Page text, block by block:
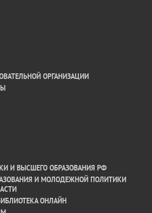
ОРГАНИЗАЦИИ
И ВЫСШЕГО ОБРАЗОВАНИЯ РФ
И МОЛОДЕЖНОЙ ПОЛИТИКИ
ОНЛАЙН